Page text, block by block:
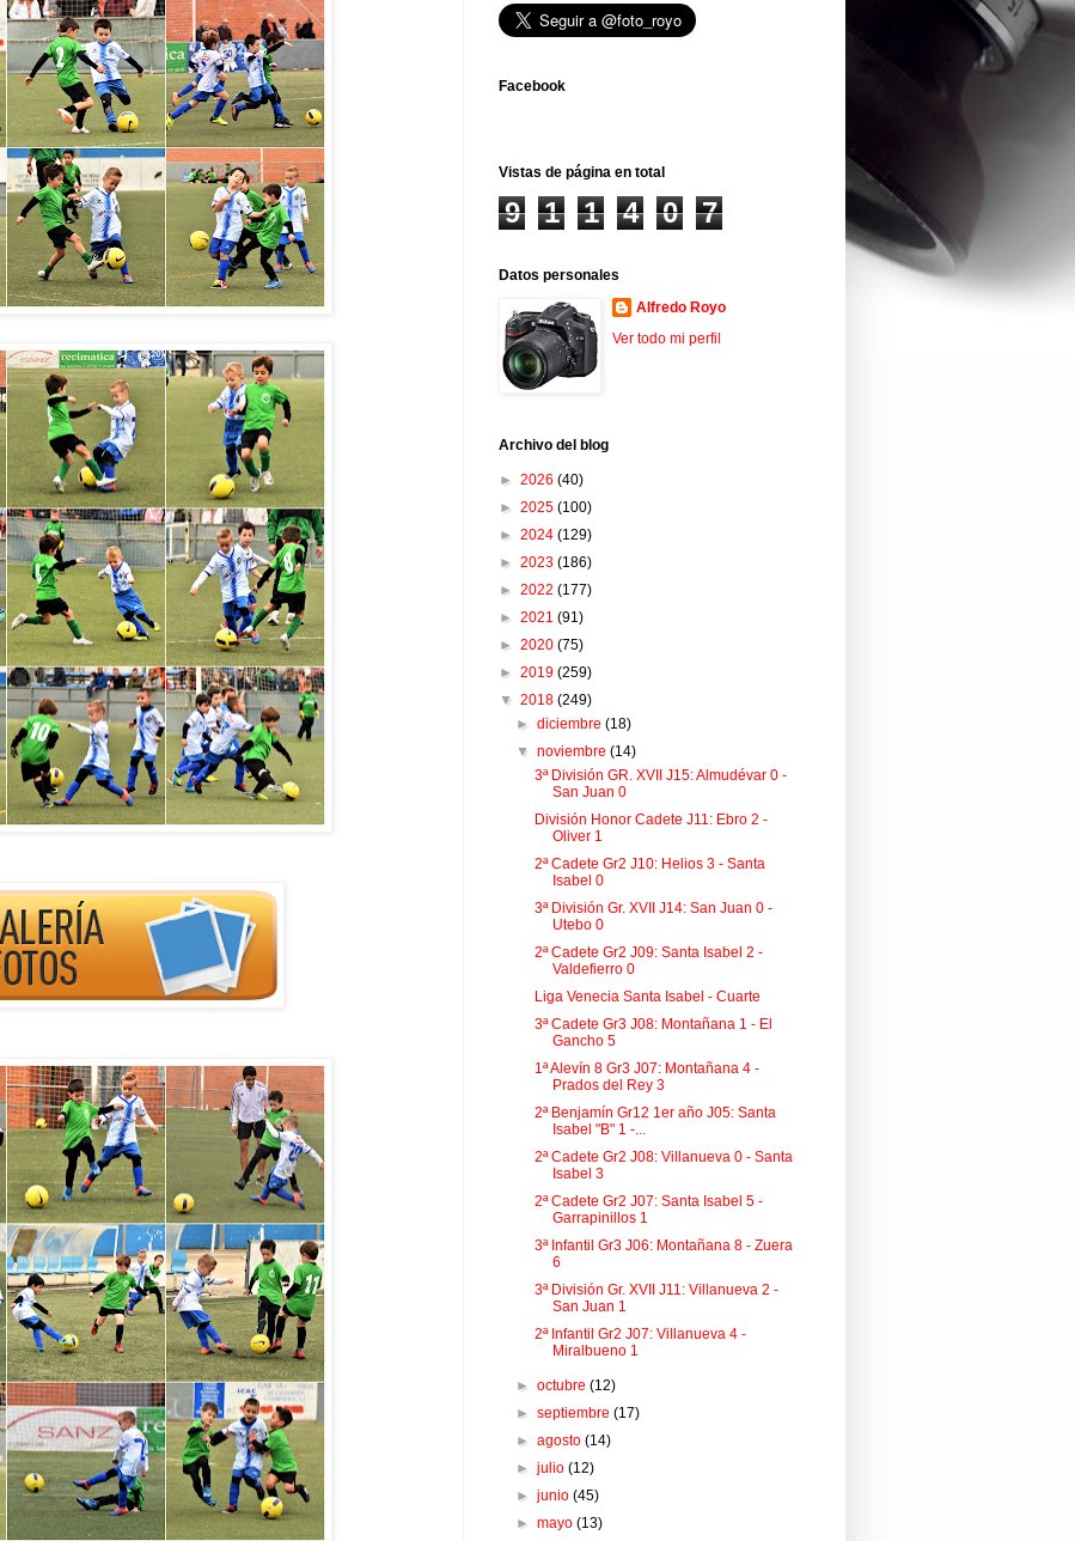
Facebook
Vistas de página en total
9 1 1 4 0 7
Datos personales
Alfredo Royo
Ver todo mi perfil
Archivo del blog
► 2026 (40)
► 2025 (100)
► 2024 (129)
► 2023 (186)
► 2022 (177)
► 2021 (91)
► 2020 (75)
► 2019 (259)
▼ 2018 (249)
►diciembre(18)
▼noviembre(14)
3ª División GR. XVII J15: Almudévar 0 -
San Juan 0
División Honor Cadete J11: Ebro 2 -
Oliver 1
2ª Cadete Gr2 J10: Helios 3 - Santa
Isabel 0
3ª División Gr. XVII J14: San Juan 0 -
Utebo 0
2ª Cadete Gr2 J09: Santa Isabel 2 -
Valdefierro 0
Liga Venecia Santa Isabel - Cuarte
3ª Cadete Gr3 J08: Montañana 1 - El
Gancho 5
1ª Alevín 8 Gr3 J07: Montañana 4 -
Prados del Rey 3
2ª Benjamín Gr12 1er año J05: Santa
Isabel "B" 1 -...
2ª Cadete Gr2 J08: Villanueva 0 - Santa
Isabel 3
2ª Cadete Gr2 J07: Santa Isabel 5 -
Garrapinillos 1
3ª Infantil Gr3 J06: Montañana 8 - Zuera
6
3ª División Gr. XVII J11: Villanueva 2 -
San Juan 1
2ª Infantil Gr2 J07: Villanueva 4 -
Miralbueno 1
►octubre(12)
►septiembre(17)
►agosto(14)
►julio(12)
►junio(45)
►mayo(13)